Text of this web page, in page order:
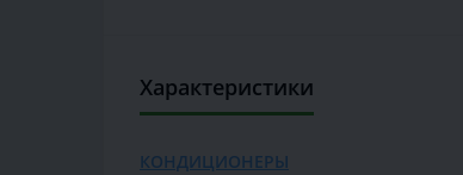
Характеристики
КОНДИЦИОНЕРЫ